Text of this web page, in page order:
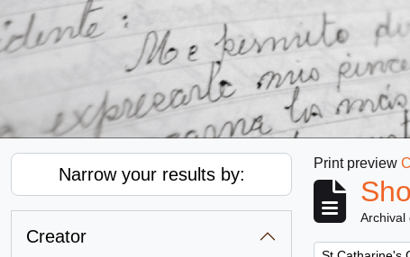
Narrow your results by:
Creator
Print preview
Archival